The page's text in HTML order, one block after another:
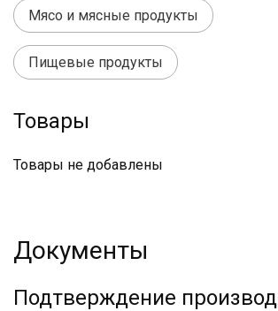
Мясо и мясные продукты
Пищевые продукты
Товары
Товары не добавлены
Документы
Подтверждение